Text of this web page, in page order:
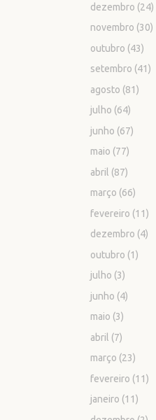
dezembro (24)
novembro (30)
outubro (43)
setembro (41)
agosto (81)
julho (64)
junho (67)
maio (77)
abril (87)
março (66)
fevereiro (11)
dezembro (4)
outubro (1)
julho (3)
junho (4)
maio (3)
abril (7)
março (23)
fevereiro (11)
janeiro (11)